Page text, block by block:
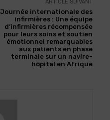
ARTICLE SUIVANT
Journée internationale des
infirmières : Une équipe
d’infirmières récompensée
pour leurs soins et soutien
émotionnel remarquables
aux patients en phase
terminale sur un navire-
hôpital en Afrique